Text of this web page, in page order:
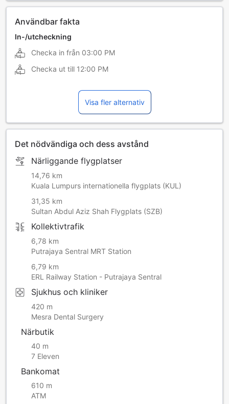
Användbar fakta
In-/utcheckning
Checka in från 03:00 PM
Checka ut till 12:00 PM
Visa fler alternativ
Det nödvändiga och dess avstånd
Närliggande flygplatser
14,76 km
Kuala Lumpurs internationella flygplats (KUL)
31,35 km
Sultan Abdul Aziz Shah Flygplats (SZB)
Kollektivtrafik
6,78 km
Putrajaya Sentral MRT Station
6,79 km
ERL Railway Station - Putrajaya Sentral
Sjukhus och kliniker
420 m
Mesra Dental Surgery
Närbutik
40 m
7 Eleven
Bankomat
610 m
ATM